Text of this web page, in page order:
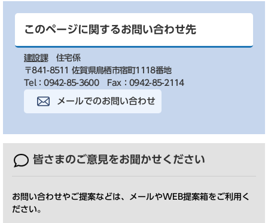
このページに関するお問い合わせ先
建設課
住宅係
〒841-8511 佐賀県鳥栖市宿町1118番地
Tel：0942-85-3600
Fax：0942-85-2114
メールでのお問い合わせ
皆さまのご意見をお聞かせください
お問い合わせやご提案などは、メールやWEB提案箱をご利用く
ださい。